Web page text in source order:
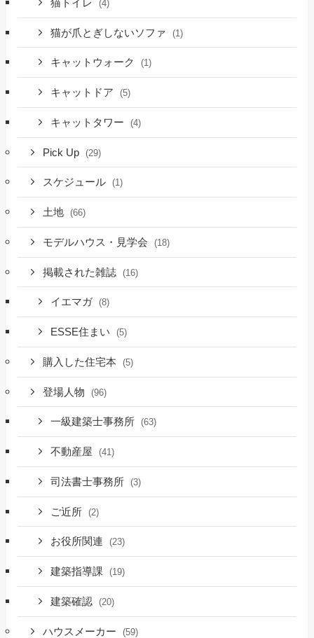
猫トイレ (4)
猫が爪とぎしないソファ (1)
キャットウォーク (1)
キャットドア (5)
キャットタワー (4)
Pick Up (29)
スケジュール (1)
土地 (66)
モデルハウス・見学会 (18)
掲載された雑誌 (16)
イエマガ (8)
ESSE住まい (5)
購入した住宅本 (5)
登場人物 (96)
一級建築士事務所 (63)
不動産屋 (41)
司法書士事務所 (3)
ご近所 (2)
お役所関連 (23)
建築指導課 (19)
建築確認 (20)
ハウスメーカー (59)